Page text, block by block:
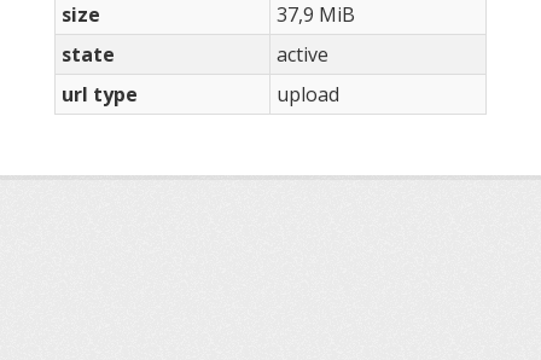
size
37,9 MiB
state
active
url type
upload